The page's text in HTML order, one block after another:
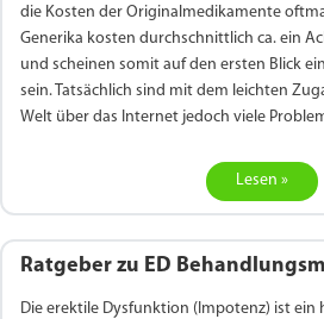
die Kosten der Originalmedikamente
Generika kosten durchschnittlich ca. ein
und scheinen somit auf den ersten Blick
sein. Tatsächlich sind mit dem leichten
Welt über das Internet jedoch viele
Lesen »
Ratgeber zu ED
Die erektile Dysfunktion (Impotenz) ist ein